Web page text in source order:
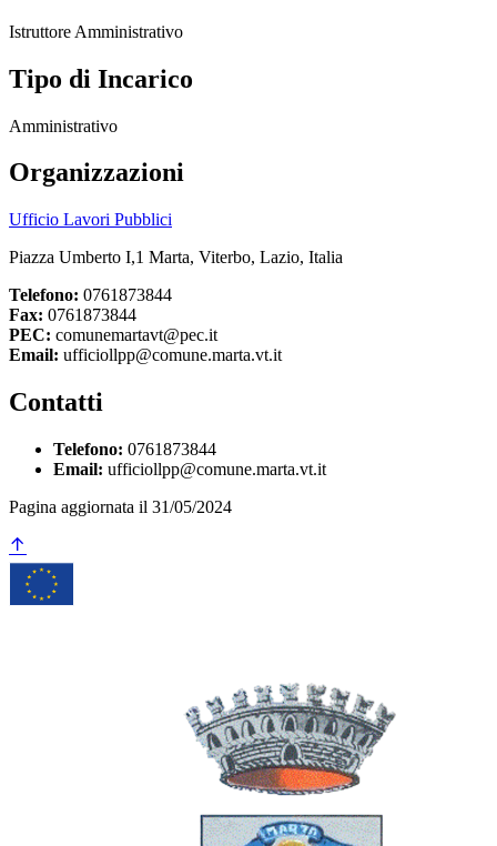
Istruttore Amministrativo
Tipo di Incarico
Amministrativo
Organizzazioni
Ufficio Lavori Pubblici
Piazza Umberto I,1 Marta, Viterbo, Lazio, Italia
Telefono: 0761873844
Fax: 0761873844
PEC: comunemartavt@pec.it
Email: ufficiollpp@comune.marta.vt.it
Contatti
Telefono: 0761873844
Email: ufficiollpp@comune.marta.vt.it
Pagina aggiornata il 31/05/2024